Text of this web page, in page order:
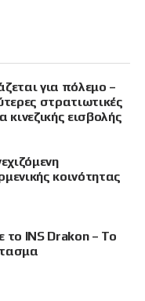
για πόλεμο –
στρατιωτικές
κινεζικής εισβολής
κοινότητας
το INS Drakon – Το